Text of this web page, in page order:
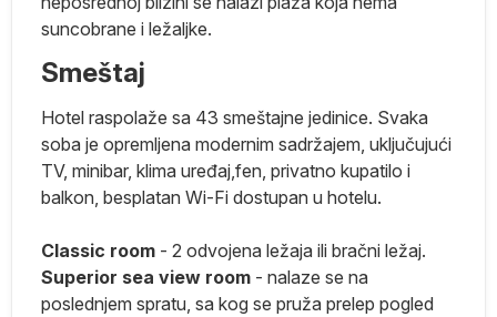
suncobrane i ležaljke.
Smeštaj
Hotel raspolaže sa 43 smeštajne jedinice. Svaka
soba je opremljena modernim sadržajem, uključujući
TV, minibar, klima uređaj,fen, privatno kupatilo i
balkon, besplatan Wi-Fi dostupan u hotelu.
Classic room - 2 odvojena ležaja ili bračni ležaj.
Superior sea view room - nalaze se na
poslednjem spratu, sa kog se pruža prelep pogled